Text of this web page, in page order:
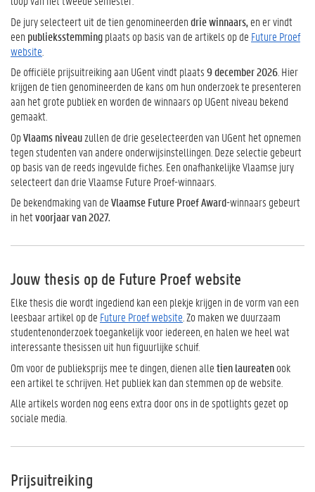
De jury selecteert uit de tien genomineerdendrie winnaars, en er vindt
een publieksstemmingplaats op basis van de artikels op de Future Proef
website
De officiële prijsuitreiking aan UGent vindt plaats9 december 2026 . Hier
krijgen de tien genomineerden de kans om hun onderzoek te presenteren
aan het grote publiek en worden de winnaars op UGent niveau bekend
gemaakt.
OpVlaams niveauzullen de drie geselecteerden van UGent het opnemen
tegen studenten van andere onderwijsinstellingen. Deze selectie gebeurt
op basis van de reeds ingevulde fiches. Een onafhankelijke Vlaamse jury
selecteert dan drie Vlaamse Future Proef-winnaars.
De bekendmaking van deVlaamse Future Proef Award-winnaars gebeurt
in hetvoorjaar van 2027.
Jouw thesis op de Future Proef website
Elke thesis die wordt ingediend kan een plekje krijgen in de vorm van een
leesbaar artikel op de Future Proef website . Zo maken we duurzaam
studentenonderzoek toegankelijk voor iedereen, en halen we heel wat
interessante thesissen uit hun figuurlijke schuif.
Om voor de publieksprijs mee te dingen, dienen alletien laureatenook
een artikel te schrijven. Het publiek kan dan stemmen op de website.
Alle artikels worden nog eens extra door ons in de spotlights gezet op
sociale media.
Prijsuitreiking